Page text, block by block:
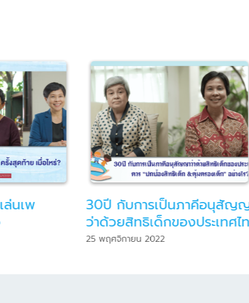
คีอนุสัญญา
ระเทศไทย
Motion Graphic : โรงเรียน
คุ้มครองเด็ก
23 พฤศจิกายน 2022